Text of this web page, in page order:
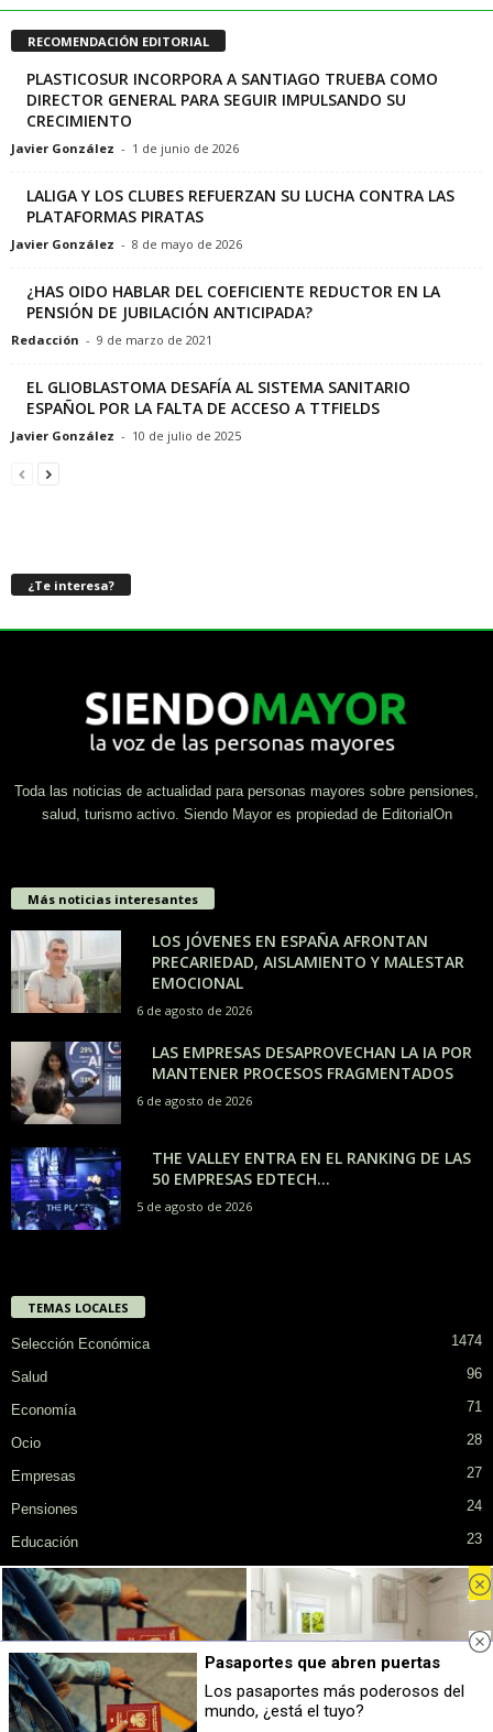
RECOMENDACIÓN EDITORIAL
PLASTICOSUR INCORPORA A SANTIAGO TRUEBA COMO
DIRECTOR GENERAL PARA SEGUIR IMPULSANDO SU
CRECIMIENTO
Javier González - 1 de junio de 2026
LALIGA Y LOS CLUBES REFUERZAN SU LUCHA CONTRA LAS
PLATAFORMAS PIRATAS
Javier González - 8 de mayo de 2026
¿HAS OIDO HABLAR DEL COEFICIENTE REDUCTOR EN LA
PENSIÓN DE JUBILACIÓN ANTICIPADA?
Redacción - 9 de marzo de 2021
EL GLIOBLASTOMA DESAFÍA AL SISTEMA SANITARIO
ESPAÑOL POR LA FALTA DE ACCESO A TTFIELDS
Javier González - 10 de julio de 2025
¿Te interesa?
Toda las noticias de actualidad para personas mayores sobre pensiones,
salud, turismo activo. Siendo Mayor es propiedad de EditorialOn
Más noticias interesantes
LOS JÓVENES EN ESPAÑA AFRONTAN
PRECARIEDAD, AISLAMIENTO Y MALESTAR
EMOCIONAL
6 de agosto de 2026
LAS EMPRESAS DESAPROVECHAN LA IA POR
MANTENER PROCESOS FRAGMENTADOS
6 de agosto de 2026
THE VALLEY ENTRA EN EL RANKING DE LAS
50 EMPRESAS EDTECH...
5 de agosto de 2026
TEMAS LOCALES
Selección Económica 1474
Salud 96
Economía 71
Ocio 28
Empresas 27
Pensiones 24
Educación 23
Privacidad Cookies Publicidad en SiendoMayor
© COPYRIGHT. Todos los derechos reservados.
Pasaportes que abren puertas
Los pasaportes más poderosos del
mundo, ¿está el tuyo?
Pasaportes que abren puertas ¿Conocías estos 5 consejos?